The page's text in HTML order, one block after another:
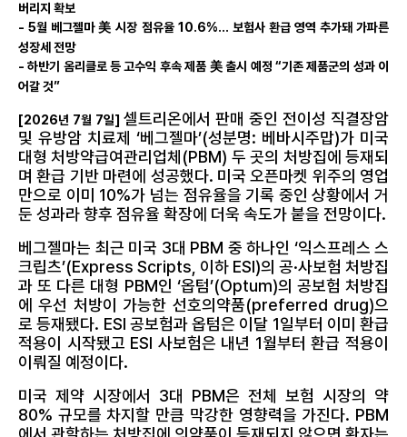
버리지 확보
- 5월 베그젤마 美 시장 점유율 10.6%… 보험사 환급 영역 추가돼 가파른
성장세 전망
- 하반기 옴리클로 등 고수익 후속 제품 美 출시 예정 “기존 제품군의 성과 이
어갈 것”
[2026년 7월 7일] 셀트리온에서 판매 중인 전이성 직결장암
및 유방암 치료제 ‘베그젤마’(성분명: 베바시주맙)가 미국
대형 처방약급여관리업체(PBM) 두 곳의 처방집에 등재되
며 환급 기반 마련에 성공했다. 미국 오픈마켓 위주의 영업
만으로 이미 10%가 넘는 점유율을 기록 중인 상황에서 거
둔 성과라 향후 점유율 확장에 더욱 속도가 붙을 전망이다.
베그젤마는 최근 미국 3대 PBM 중 하나인 ‘익스프레스 스
크립츠’(Express Scripts, 이하 ESI)의 공·사보험 처방집
과 또 다른 대형 PBM인 ‘옵텀’(Optum)의 공보험 처방집
에 우선 처방이 가능한 선호의약품(preferred drug)으
로 등재됐다. ESI 공보험과 옵텀은 이달 1일부터 이미 환급
적용이 시작됐고 ESI 사보험은 내년 1월부터 환급 적용이
이뤄질 예정이다.
미국 제약 시장에서 3대 PBM은 전체 보험 시장의 약
80% 규모를 차지할 만큼 막강한 영향력을 가진다. PBM